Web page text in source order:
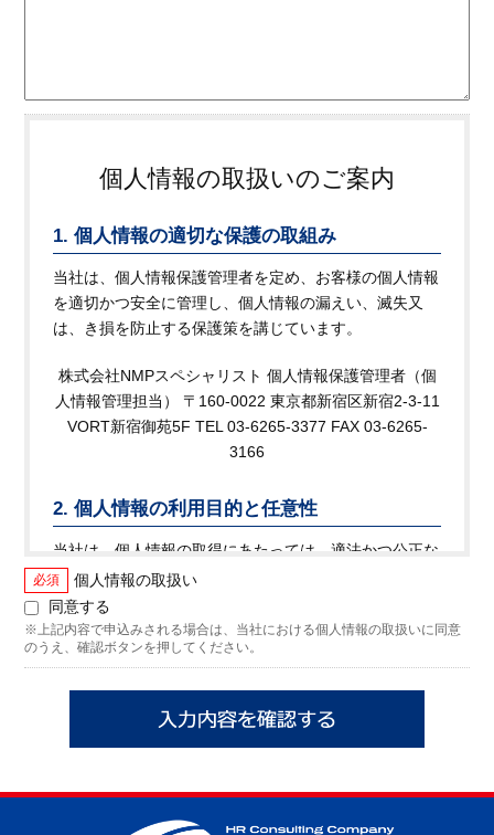
個人情報の取扱いのご案内
1. 個人情報の適切な保護の取組み
当社は、個人情報保護管理者を定め、お客様の個人情報
を適切かつ安全に管理し、個人情報の漏えい、滅失又
は、き損を防止する保護策を講じています。
株式会社NMPスペシャリスト 個人情報保護管理者（個
人情報管理担当） 〒160-0022 東京都新宿区新宿2-3-11
VORT新宿御苑5F TEL 03-6265-3377 FAX 03-6265-
3166
2. 個人情報の利用目的と任意性
当社は、個人情報の取得にあたっては、適法かつ公正な
手段によって行い、不正な方法によって取得はいたしま
せん。 なお、ご本人がご自身の個人情報を当社に提供
されるか否かは、ご本人のご判断によりますが、もしご
提供されない場合には、適切なサービスが提供できない
当社が取得した個人情報は、以下の利用目的の範囲内で
利用いたします。 なお、以下の個人情報の種類のう
情報については、当社に対して開示等（利用目的の通
知，開示，内容の訂正，追加又は削除，利用の停止，消
個人情報の取扱い
必須
同意する
※上記内容で申込みされる場合は、当社における個人情報の取扱いに同意
のうえ、確認ボタンを押してください。